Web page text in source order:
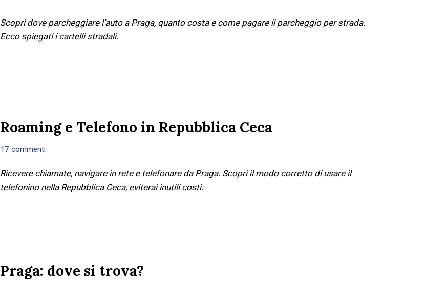
Scopri dove parcheggiare l’auto a Praga, quanto costa e come pagare il parcheggio per strada.
Ecco spiegati i cartelli stradali.
Roaming e Telefono in Repubblica Ceca
17 commenti
Ricevere chiamate, navigare in rete e telefonare da Praga. Scopri il modo corretto di usare il
telefonino nella Repubblica Ceca, eviterai inutili costi.
Praga: dove si trova?